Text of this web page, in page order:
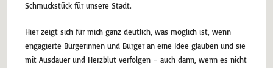
Schmuckstück für unsere Stadt.
Hier zeigt sich für mich ganz deutlich, was möglich ist, wenn
engagierte Bürgerinnen und Bürger an eine Idee glauben und sie
mit Ausdauer und Herzblut verfolgen – auch dann, wenn es nicht